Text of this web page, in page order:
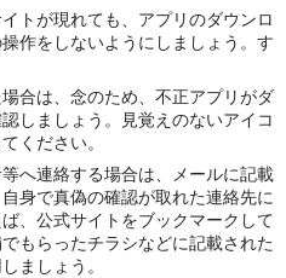
トが現れても、アプリのダウンロ
作をしないようにしましょう。す
合は、念のため、不正アプリがダ
しましょう。見覚えのないアイコ
ください。
へ連絡する場合は、メールに記載
身で真偽の確認が取れた連絡先に
、公式サイトをブックマークして
もらったチラシなどに記載された
ましょう。